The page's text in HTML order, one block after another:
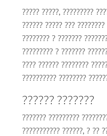
????? ?????, ?????????
?????? ????? ???
???????? ? ???????
????????? ? ???????
???? ?????? ????????
?????????? ????????
?????? ???????
??????? ?????????
??????????? ??????, ? ??